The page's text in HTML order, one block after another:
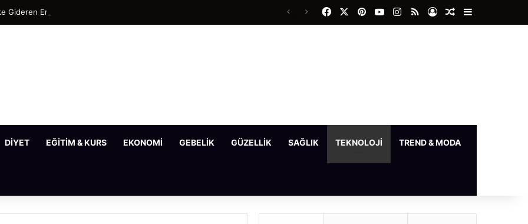
Gideren En Etkili Maske Tarifleri FacebookPinterestYouTubeInstagram
RSS Kayıt OlRastgele Makale
DIYET EĞITIM & KURS EKONOMI GEBELIK GÜZELLIK SAĞLIK TEKNOLOJI TREND & MODA